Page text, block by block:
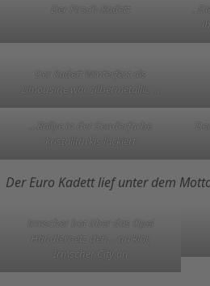
Der Pirsch-Kadett
.
Der Kadett Winterfest als
Limousine war silbermetallic …
…Rallye in der Sonderfarbe
kristalltürkis lackiert
Der Euro Kadett lief unter dem
Irmscher bot über das Opel
Händlernetz den… na klar,
Irmscher City an